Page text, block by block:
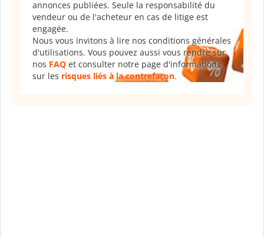
annonces publiées. Seule la responsabilité du
vendeur ou de l'acheteur en cas de litige est
engagée.
Nous vous invitons à lire nos conditions générales
d'utilisations. Vous pouvez aussi vous rendre sur
nos FAQ et consulter notre page d'informations
sur les risques liés à la contrefaçon.